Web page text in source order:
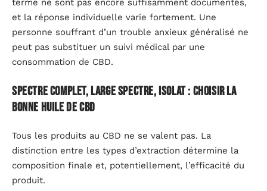
terme ne sont pas encore suffisamment documentés,
et la réponse individuelle varie fortement. Une
personne souffrant d’un trouble anxieux généralisé ne
peut pas substituer un suivi médical par une
consommation de CBD.
Spectre complet, large spectre, isolat : choisir la
bonne huile de CBD
Tous les produits au CBD ne se valent pas. La
distinction entre les types d’extraction détermine la
composition finale et, potentiellement, l’efficacité du
produit.